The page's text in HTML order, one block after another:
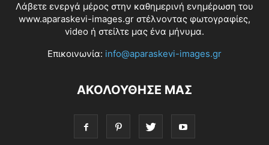
Λάβετε ενεργά μέρος στην καθημερινή ενημέρωση του
www.aparaskevi-images.gr στέλνοντας φωτογραφίες,
video ή στείλτε μας ένα μήνυμα.
Επικοινωνία: info@aparaskevi-images.gr
ΑΚΟΛΟΥΘΗΣΕ ΜΑΣ